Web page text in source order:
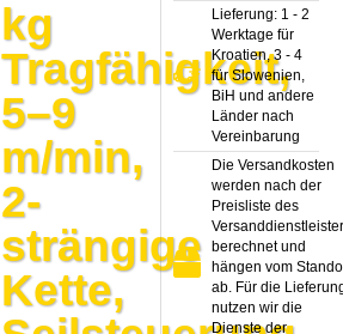
kg
Tragfähigkeit,
5–9
m/min,
2-
strängige
Kette,
Lieferung: 1 - 2
Werktage für
Kroatien, 3 - 4
für Slowenien,
BiH und andere
Länder nach
Vereinbarung
Die Versandkosten
werden nach der
Preisliste des
berechnet und
hängen vom
ab. Für die
nutzen wir die
Dienste der